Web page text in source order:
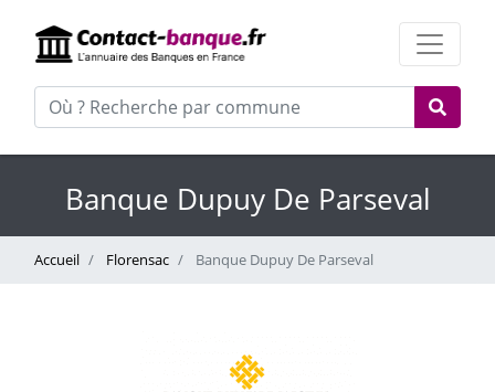
Banque Dupuy De Parseval
Accueil Florensac Banque Dupuy De Parseval